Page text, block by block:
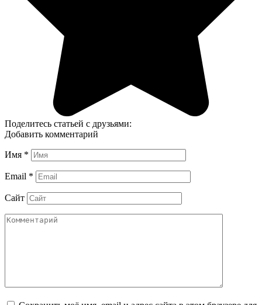
Поделитесь статьей с друзьями:
Добавить комментарий
Имя *
Email *
Сайт